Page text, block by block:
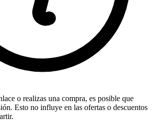
o realizas una compra, es posible que
Esto no influye en las ofertas o descuentos